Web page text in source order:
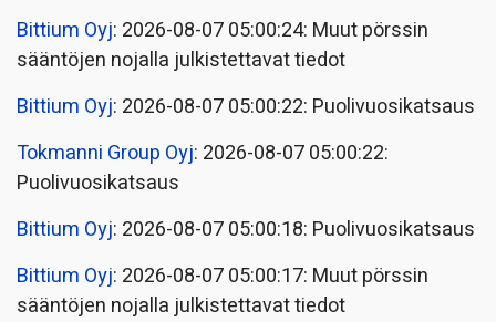
Bittium Oyj: 2026-08-07 05:00:24: Muut pörssin
sääntöjen nojalla julkistettavat tiedot
Bittium Oyj: 2026-08-07 05:00:22: Puolivuosikatsaus
Tokmanni Group Oyj: 2026-08-07 05:00:22:
Puolivuosikatsaus
Bittium Oyj: 2026-08-07 05:00:18: Puolivuosikatsaus
Bittium Oyj: 2026-08-07 05:00:17: Muut pörssin
sääntöjen nojalla julkistettavat tiedot